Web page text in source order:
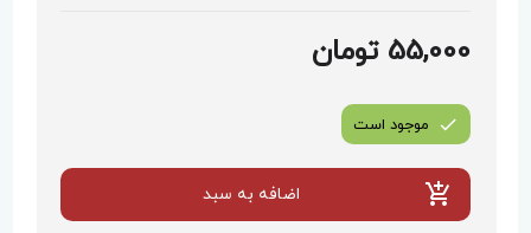
55,000 تومان
موجود است
اضافه به سبد